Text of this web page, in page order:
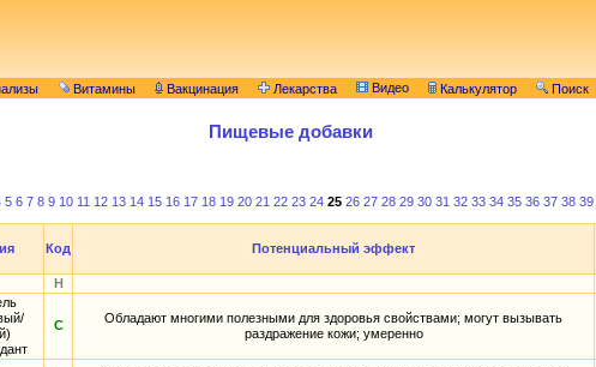
Витамины Вакцинация Лекарства Видео Калькулятор Поиск
Пищевые добавки
5 6 7 8 9 10 11 12 13 14 15 16 17 18 19 20 21 22 23 24 25 26 27 28 29 30 31 32 33 34 35 36 37 38 39
Код Потенциальный эффект
Н
С
Обладают многими полезными для здоровья свойствами; могут вызывать
раздражение кожи; умеренно